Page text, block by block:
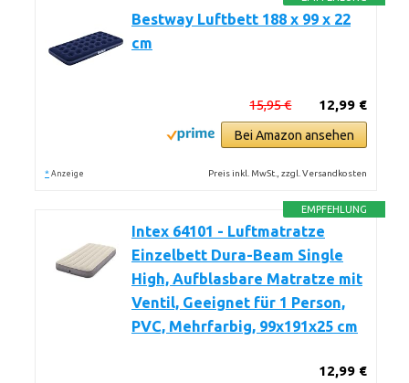
Bestway Luftbett 188 x 99 x 22
cm
12,99 €
15,95 €
Bei Amazon ansehen
* Anzeige Preis inkl. MwSt., zzgl. Versandkosten
EMPFEHLUNG
Intex 64101 - Luftmatratze
Einzelbett Dura-Beam Single
High, Aufblasbare Matratze mit
Ventil, Geeignet für 1 Person,
PVC, Mehrfarbig, 99x191x25 cm
12,99 €